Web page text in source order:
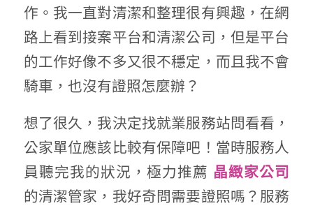
作。我一直對清潔和整理很有興趣，在網
路上看到接案平台和清潔公司，但是平台
的工作好像不多又很不穩定，而且我不會
騎車，也沒有證照怎麼辦？
想了很久，我決定找就業服務站問看看，
公家單位應該比較有保障吧！當時服務人
員聽完我的狀況，極力推薦 晶緻家公司
的清潔管家，我好奇問需要證照嗎？服務